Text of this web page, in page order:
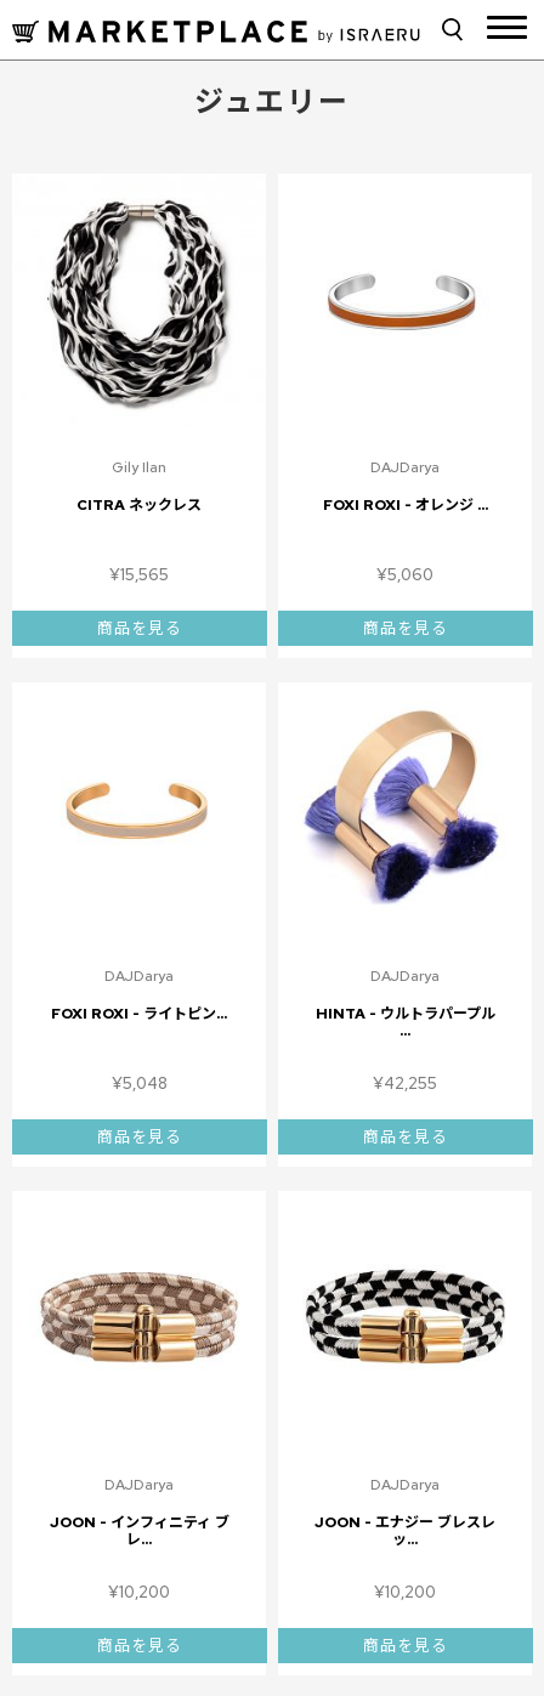
ジュエリー
Gily Ilan
CITRA ネックレス
¥15,565
商品を見る
DAJDarya
FOXI ROXI - オレンジ ...
¥5,060
商品を見る
DAJDarya
FOXI ROXI - ライトピン...
¥5,048
商品を見る
DAJDarya
HINTA - ウルトラパープル
...
¥42,255
商品を見る
DAJDarya
JOON - インフィニティ ブ
レ...
¥10,200
商品を見る
DAJDarya
JOON - エナジー ブレスレ
ッ...
¥10,200
商品を見る